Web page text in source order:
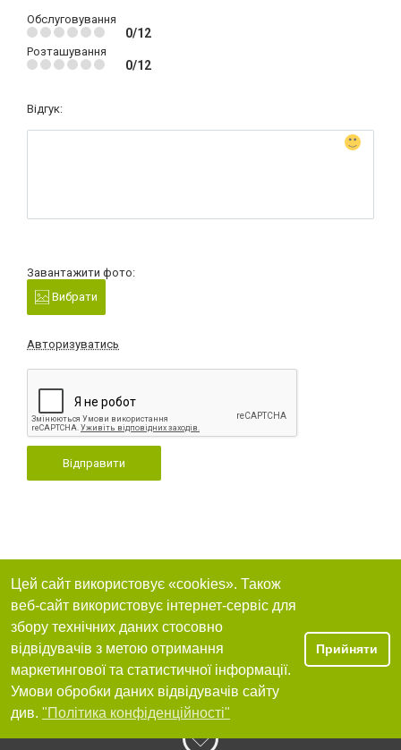
Обслуговування
0/12
Розташування
0/12
Відгук:
Завантажити фото:
Вибрати
Авторизуватись
Відправити
Цей сайт використовує «cookies». Також
веб-сайт використовує інтернет-сервіс для
збору технічних даних стосовно
відвідувачів з метою отримання
маркетингової та статистичної інформації.
Умови обробки даних відвідувачів сайту
див. "Політика конфіденційності"
Прийняти